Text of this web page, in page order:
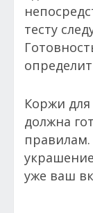
тесту
Коржи для
должна
уже ваш